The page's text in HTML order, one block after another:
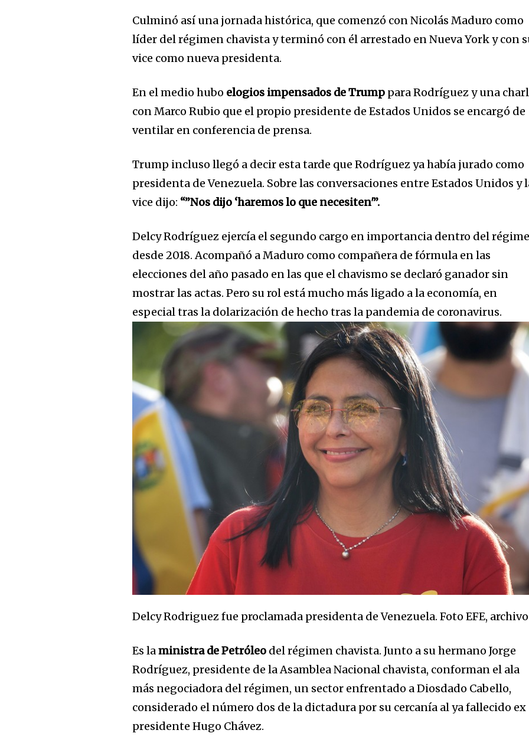
Join our community of
SUBSCRIBERS and be part
of the conversation.
To subscribe, simply enter your email address on our website or click
the subscribe button below. Don't worry, we respect your privacy and
won't spam your inbox. Your information is safe with us.
I've read and
Culminó así una jornada histórica, que comenzó con Nicolás Maduro como
líder del régimen chavista y terminó con él arrestado en Nueva York y con
vice como nueva presidenta.
En el medio hubo elogios impensados de Trump para Rodríguez y una
con Marco Rubio que el propio presidente de Estados Unidos se encargó de
ventilar en conferencia de prensa.
Trump incluso llegó a decir esta tarde que Rodríguez ya había jurado como
presidenta de Venezuela. Sobre las conversaciones entre Estados Unidos y
vice dijo: “”Nos dijo ‘haremos lo que necesiten'”.
Delcy Rodríguez ejercía el segundo cargo en importancia dentro del
desde 2018. Acompañó a Maduro como compañera de fórmula en las
elecciones del año pasado en las que el chavismo se declaró ganador sin
mostrar las actas. Pero su rol está mucho más ligado a la economía, en
especial tras la dolarización de hecho tras la pandemia de coronavirus.
Delcy Rodriguez fue proclamada presidenta de Venezuela. Foto EFE, archivo
Es laministra de Petróleo del régimen chavista. Junto a su hermano Jorge
Rodríguez, presidente de la Asamblea Nacional chavista, conforman el ala
más negociadora del régimen, un sector enfrentado a Diosdado Cabello,
considerado el número dos de la dictadura por su cercanía al ya fallecido ex
presidente Hugo Chávez.